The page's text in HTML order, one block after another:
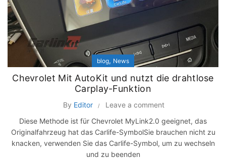
blog, News
Chevrolet Mit AutoKit und nutzt die drahtlose
Carplay-Funktion
By Editor
Leave a comment
Diese Methode ist für Chevrolet MyLink2.0 geeignet, das
Originalfahrzeug hat das Carlife-SymbolSie brauchen nicht zu
knacken, verwenden Sie das Carlife-Symbol, um zu wechseln
und zu beenden